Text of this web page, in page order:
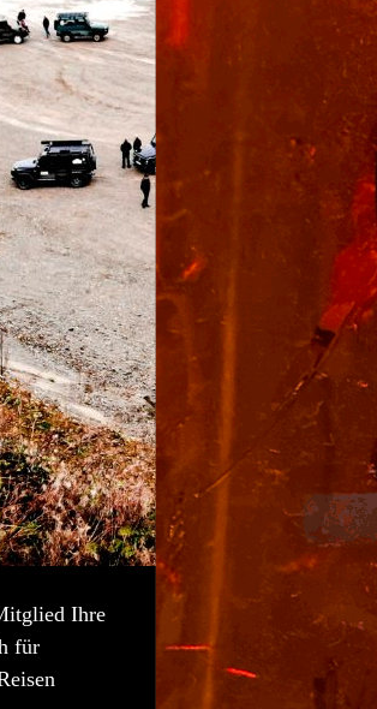
Ihre
für